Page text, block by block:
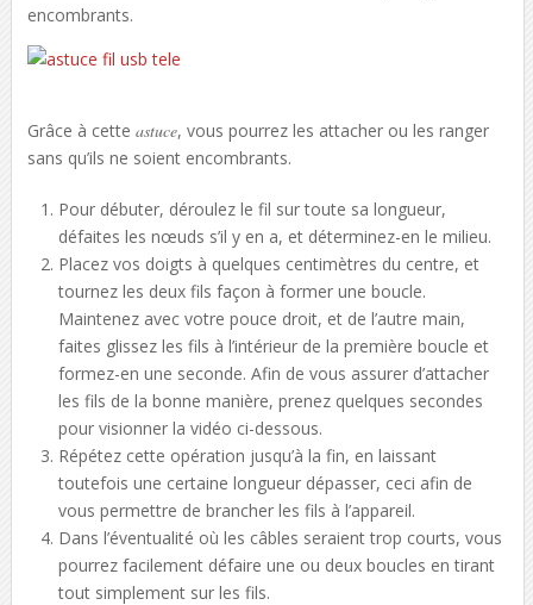
encombrants.
Grâce à cette astuce, vous pourrez les attacher ou les ranger
sans qu’ils ne soient encombrants.
Pour débuter, déroulez le fil sur toute sa longueur,
défaites les nœuds s’il y en a, et déterminez-en le milieu.
Placez vos doigts à quelques centimètres du centre, et
tournez les deux fils façon à former une boucle.
Maintenez avec votre pouce droit, et de l’autre main,
faites glissez les fils à l’intérieur de la première boucle et
formez-en une seconde. Afin de vous assurer d’attacher
les fils de la bonne manière, prenez quelques secondes
pour visionner la vidéo ci-dessous.
Répétez cette opération jusqu’à la fin, en laissant
toutefois une certaine longueur dépasser, ceci afin de
vous permettre de brancher les fils à l’appareil.
Dans l’éventualité où les câbles seraient trop courts, vous
pourrez facilement défaire une ou deux boucles en tirant
tout simplement sur les fils.